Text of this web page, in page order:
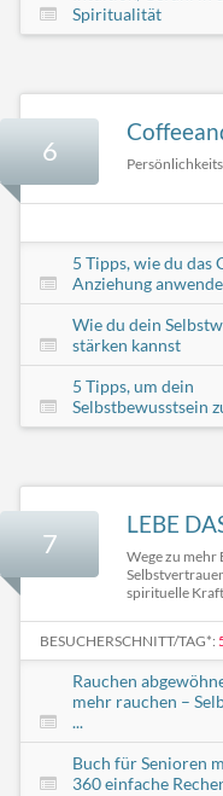
Spiritualität
6
5 Tipps, wie du das
Anziehung
Wie du dein
stärken kannst
5 Tipps, um dein
Selbstbewusstsein
7
LEBE
Wege zu mehr
spirituelle
BESUCHERSCHNITT/TAG*:
Rauchen
mehr rauchen –
...
Buch für Senioren
360 einfache